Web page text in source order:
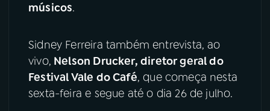
07ÚLTIMAS
músicos.
Sidney Ferreira também entrevista, ao
vivo, Nelson Drucker, diretor geral do
Festival Vale do Café, que começa nesta
sexta-feira e segue até o dia 26 de julho.